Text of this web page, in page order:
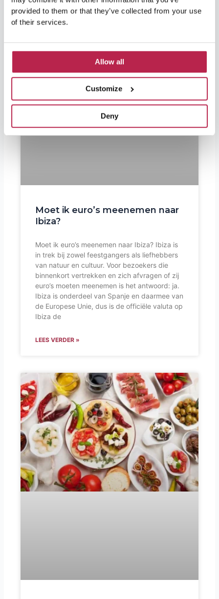
provided to them or that they’ve collected from your use
of their services.
Allow all
Customize
Deny
Moet ik euro’s meenemen naar
Ibiza?
Moet ik euro’s meenemen naar Ibiza? Ibiza is
in trek bij zowel feestgangers als liefhebbers
van natuur en cultuur. Voor bezoekers die
binnenkort vertrekken en zich afvragen of zij
euro’s moeten meenemen is het antwoord: ja.
Ibiza is onderdeel van Spanje en daarmee van
de Europese Unie, dus is de officiële valuta op
Ibiza de
LEES VERDER »